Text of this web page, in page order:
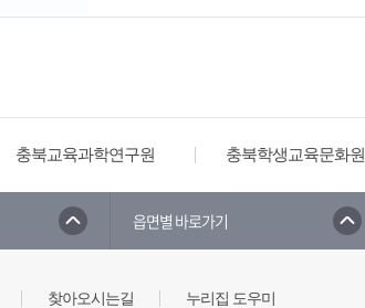
충북교육과학연구원 충북학생교육문화원
읍면별 바로가기
찾아오시는길 누리집 도우미